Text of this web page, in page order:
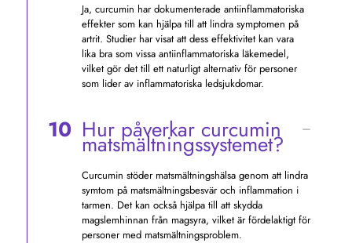
Ja, curcumin har dokumenterade antiinflammatoriska
effekter som kan hjälpa till att lindra symptomen på
artrit. Studier har visat att dess effektivitet kan vara
lika bra som vissa antiinflammatoriska läkemedel,
vilket gör det till ett naturligt alternativ för personer
som lider av inflammatoriska ledsjukdomar.
10 Hur påverkar curcumin
matsmältningssystemet?
Curcumin stöder matsmältningshälsa genom att lindra
symtom på matsmältningsbesvär och inflammation i
tarmen. Det kan också hjälpa till att skydda
magslemhinnan från magsyra, vilket är fördelaktigt för
personer med matsmältningsproblem.